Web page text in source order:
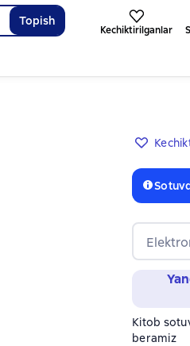
Topish
Kechiktirilganlar
Kitob
beramiz